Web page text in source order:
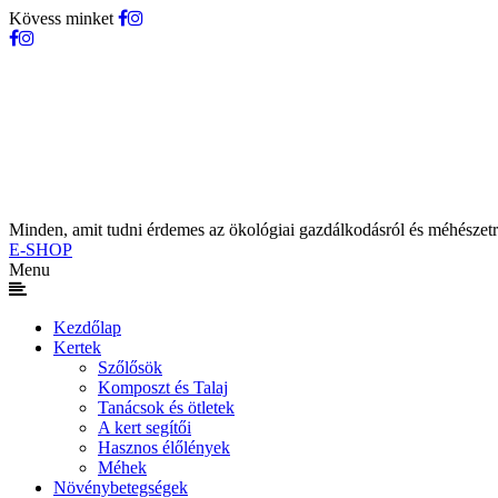
Kövess minket
Minden, amit tudni érdemes az ökológiai gazdálkodásról és
E-SHOP
Menu
Kezdőlap
Kertek
Szőlősök
Komposzt és Talaj
Tanácsok és ötletek
A kert segítői
Hasznos élőlények
Méhek
Növénybetegségek